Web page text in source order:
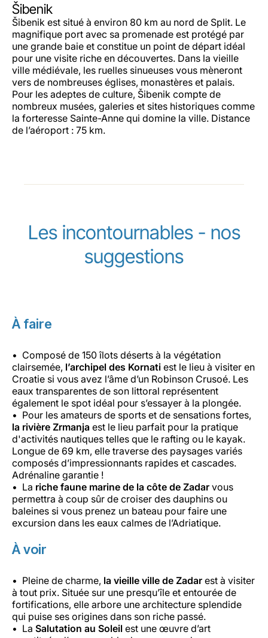
Šibenik
Šibenik est situé à environ 80 km au nord de Split. Le
magnifique port avec sa promenade est protégé par
une grande baie et constitue un point de départ idéal
pour une visite riche en découvertes. Dans la vieille
ville médiévale, les ruelles sinueuses vous mèneront
vers de nombreuses églises, monastères et palais.
Pour les adeptes de culture, Šibenik compte de
nombreux musées, galeries et sites historiques comme
la forteresse Sainte-Anne qui domine la ville. Distance
de l’aéroport : 75 km.
Les incontournables - nos
suggestions
À faire
Composé de 150 îlots déserts à la végétation
clairsemée, l’archipel des Kornati est le lieu à visiter en
Croatie si vous avez l’âme d’un Robinson Crusoé. Les
eaux transparentes de son littoral représentent
également le spot idéal pour s’essayer à la plongée.
Pour les amateurs de sports et de sensations fortes,
la rivière Zrmanja est le lieu parfait pour la pratique
d'activités nautiques telles que le rafting ou le kayak.
Longue de 69 km, elle traverse des paysages variés
composés d’impressionnants rapides et cascades.
Adrénaline garantie !
La riche faune marine de la côte de Zadar vous
permettra à coup sûr de croiser des dauphins ou
baleines si vous prenez un bateau pour faire une
excursion dans les eaux calmes de l’Adriatique.
À voir
Pleine de charme, la vieille ville de Zadar est à visiter
à tout prix. Située sur une presqu’île et entourée de
fortifications, elle arbore une architecture splendide
qui puise ses origines dans son riche passé.
La Salutation au Soleil est une œuvre d’art